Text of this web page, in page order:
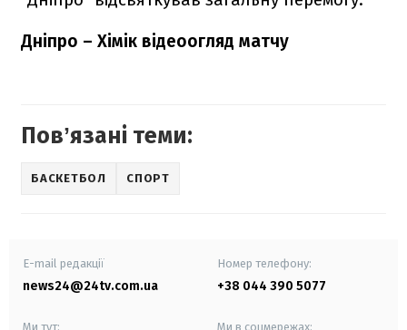
Дніпро – Хімік відеоогляд матчу
Повʼязані теми:
БАСКЕТБОЛ СПОРТ
E-mail редакції
news24@24tv.com.ua
Номер телефону:
+38 044 390 5077
Ми тут: Ми в соцмережах: